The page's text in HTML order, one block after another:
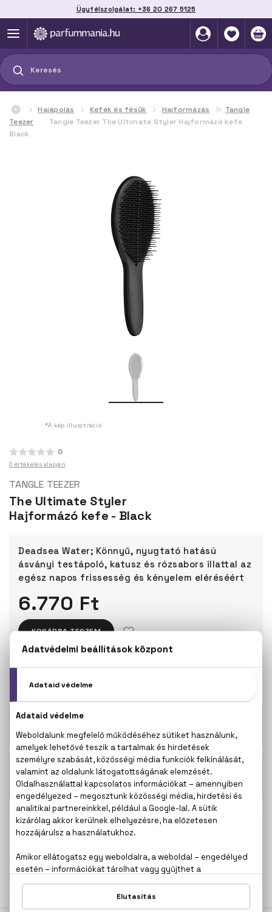
Ügyfélszolgálat: +36 20 267 5125
Keresés
Hajápolás Kefék és fésűk Hajformázás
Tangle
Teezer
Tangle Teezer The Ultimate Styler Hajformázó kefe
Black
*A kép illusztráció
0
0 értékelés alapján
TANGLE TEEZER
The Ultimate Styler
Hajformázó kefe - Black
Deadsea Water; Könnyű, nyugtató hatású
ásványi testápoló, katusz és rózsabors illattal az
egész napos frissesség és kényelem eléréséért
6.770 Ft
KOSÁRBA TESZEM
The Ultimate Styler Hajformázó kefe
- Lilac Cloud
The Ultimate Styler Hajformázó kefe
- Millenial Pink
100% eredeti termékek,14 napos visszaküldési
Kérdésed van, elakadtál? Hívd ügyfélszolgálatunkat:+36
20 267 5125